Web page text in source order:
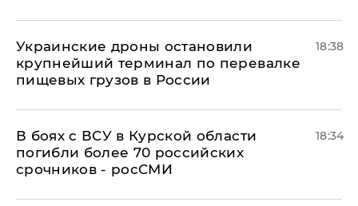
Украинские дроны остановили
крупнейший терминал по перевалке
пищевых грузов в России
18:38
В боях с ВСУ в Курской области
погибли более 70 российских
срочников - росСМИ
18:34